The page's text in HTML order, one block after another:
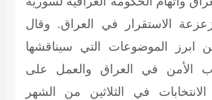
الاستقرار في العراق. وقال
ابرز الموضوعات التي سيناقشها
الأمن في العراق والعمل على
في الثلاثين من الشهر